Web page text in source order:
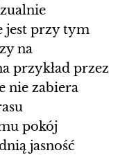
jest przy tym
na
przykład przez
nie zabiera
pokój
jasność